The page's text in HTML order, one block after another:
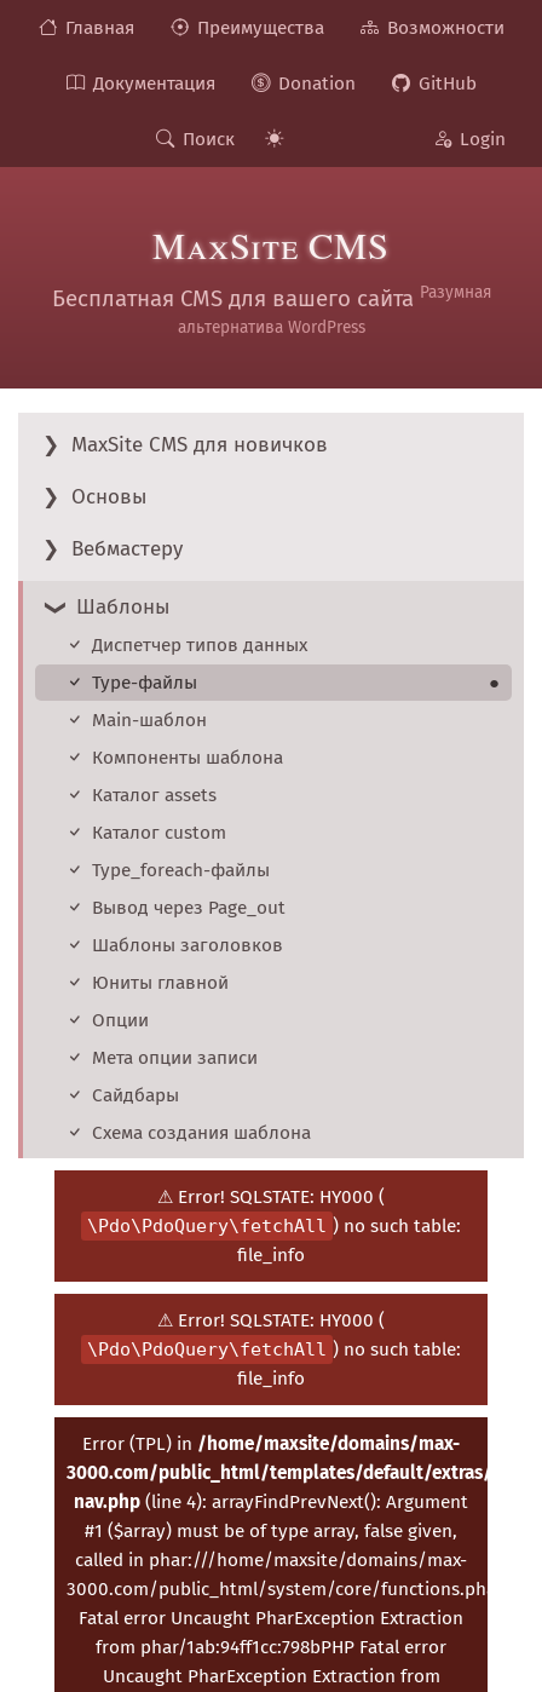
Главная Преимущества Возможности
Документация Donation GitHub
Поиск Login
MaxSite CMS
Бесплатная CMS для вашего сайта Разумная
альтернатива WordPress
MaxSite CMS для новичков
Основы
Вебмастеру
Шаблоны
Диспетчер типов данных
Type-файлы
●
Main-шаблон
Компоненты шаблона
Каталог assets
Каталог custom
Type_foreach-файлы
Вывод через Page_out
Шаблоны заголовков
Юниты главной
Опции
Мета опции записи
Сайдбары
Схема создания шаблона
⚠ Error! SQLSTATE: HY000 (
\Pdo\PdoQuery\fetchAll ) no such table:
file_info
⚠ Error! SQLSTATE: HY000 (
\Pdo\PdoQuery\fetchAll ) no such table:
file_info
Error (TPL) in /home/maxsite/domains/max-
3000.com/public_html/templates/default/extras/doc-
nav.php (line 4): arrayFindPrevNext(): Argument
#1 ($array) must be of type array, false given,
called in phar:///home/maxsite/domains/max-
3000.com/public_html/system/core/functions.phar/
Fatal error Uncaught PharException Extraction
from phar/1ab:94ff1cc:798bPHP Fatal error
Uncaught PharException Extraction from